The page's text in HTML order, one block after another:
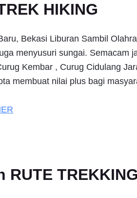
HIKING
Bekasi Liburan Sambil
menyusuri sungai. Semacam
Kembar , Curug Cidulang
membuat nilai plus bagi